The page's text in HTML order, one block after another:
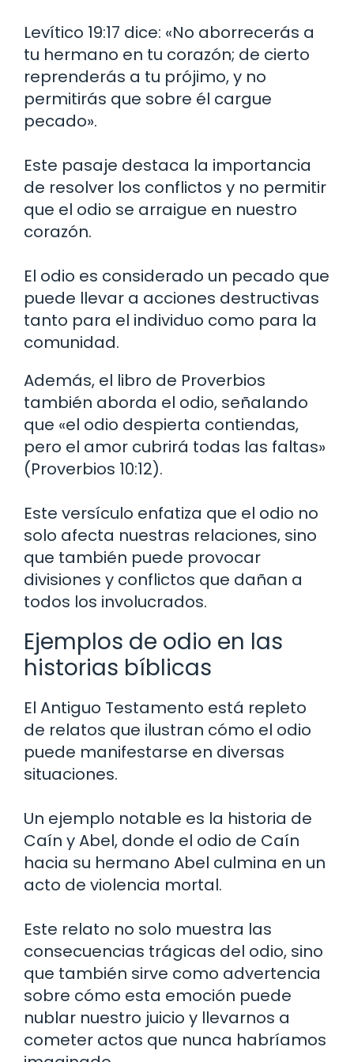
Levítico 19:17 dice: «No aborrecerás a
tu hermano en tu corazón; de cierto
reprenderás a tu prójimo, y no
permitirás que sobre él cargue
pecado».
Este pasaje destaca la importancia
de resolver los conflictos y no permitir
que el odio se arraigue en nuestro
corazón.
El odio es considerado un pecado que
puede llevar a acciones destructivas
tanto para el individuo como para la
comunidad.
Además, el libro de Proverbios
también aborda el odio, señalando
que «el odio despierta contiendas,
pero el amor cubrirá todas las faltas»
(Proverbios 10:12).
Este versículo enfatiza que el odio no
solo afecta nuestras relaciones, sino
que también puede provocar
divisiones y conflictos que dañan a
todos los involucrados.
Ejemplos de odio en las
historias bíblicas
El Antiguo Testamento está repleto
de relatos que ilustran cómo el odio
puede manifestarse en diversas
situaciones.
Un ejemplo notable es la historia de
Caín y Abel, donde el odio de Caín
hacia su hermano Abel culmina en un
acto de violencia mortal.
Este relato no solo muestra las
consecuencias trágicas del odio, sino
que también sirve como advertencia
sobre cómo esta emoción puede
nublar nuestro juicio y llevarnos a
cometer actos que nunca habríamos